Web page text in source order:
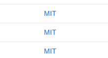
MIT
MIT
MIT